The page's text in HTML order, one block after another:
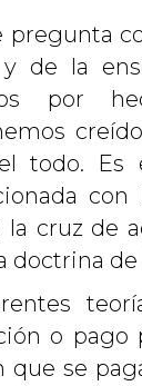
pregunta
de la
por
todo. Es
con
la cruz de
doctrina de
o pago
que se